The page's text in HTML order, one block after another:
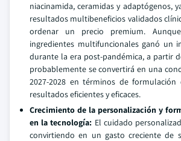
niacinamida, ceramidas y adaptógenos,
resultados multibeneficios validados
ordenar un precio premium.
ingredientes multifuncionales ganó un
durante la era post-pandémica, a partir
probablemente se convertirá en una
2027-2028 en términos de
resultados eficientes y eficaces.
Crecimiento de la personalización y
en la tecnología: El cuidado
convirtiendo en un gasto creciente de